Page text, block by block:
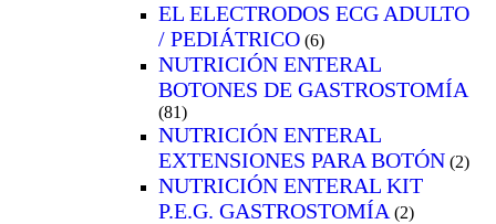
EL ELECTRODOS ECG ADULTO
/ PEDIÁTRICO (6)
NUTRICIÓN ENTERAL
BOTONES DE GASTROSTOMÍA
(81)
NUTRICIÓN ENTERAL
EXTENSIONES PARA BOTÓN (2)
NUTRICIÓN ENTERAL KIT
P.E.G. GASTROSTOMÍA (2)